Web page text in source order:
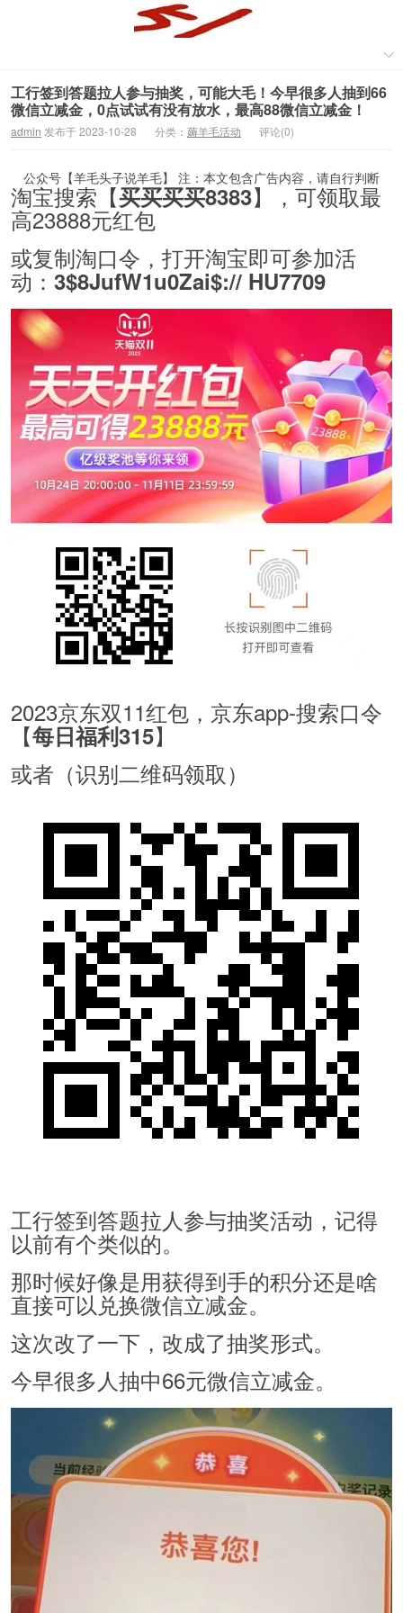
工行签到答题拉人参与抽奖，可能大毛！今早很多人抽到66
微信立减金，0点试试有没有放水，最高88微信立减金！
admin 发布于 2023-10-28 分类： 薅羊毛活动 评论(0)
公众号【羊毛头子说羊毛】 注：本文包含广告内容，请自行判断
淘宝搜索【买买买买8383】，可领取最
高23888元红包
或复制淘口令，打开淘宝即可参加活
动： 3$8JufW1u0Zai$:// HU7709
2023京东双11红包，京东app-搜索口令
【每日福利315】
或者（识别二维码领取）
工行签到答题拉人参与抽奖活动，记得
以前有个类似的。
那时候好像是用获得到手的积分还是啥
直接可以兑换微信立减金。
这次改了一下，改成了抽奖形式。
今早很多人抽中66元微信立减金。